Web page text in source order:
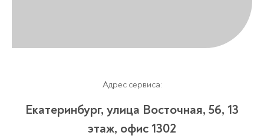
Адрес сервиса:
Екатеринбург, улица Восточная, 56, 13
этаж, офис 1302